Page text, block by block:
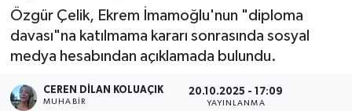
Özgür Çelik, Ekrem İmamoğlu'nun "diploma
davası"na katılmama kararı sonrasında sosyal
medya hesabından açıklamada bulundu.
CEREN DILAN KOLUAÇIK
MUHABIR
20.10.2025 - 17:09
YAYINLANMA
Tüm Manşetler
Son Dakika Haberleri
Haber Arşivi